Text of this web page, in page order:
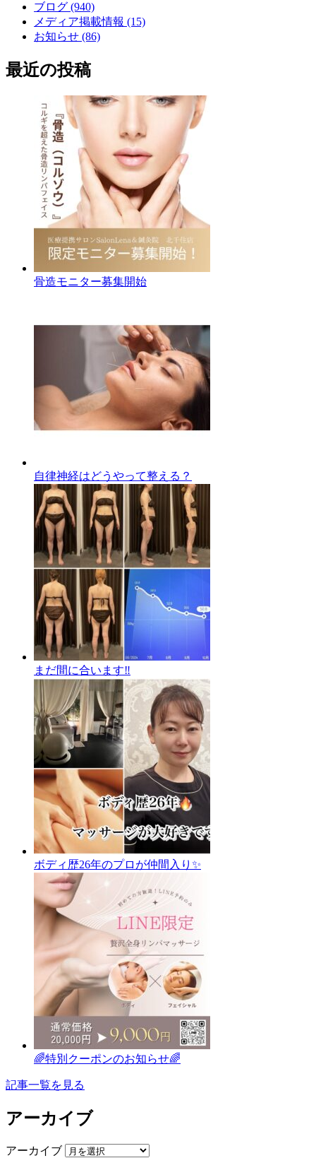
ブログ (940)
メディア掲載情報 (15)
お知らせ (86)
最近の投稿
骨造モニター募集開始
自律神経はどうやって整える？
まだ間に合います‼️
ボディ歴26年のプロが仲間入り✨
🌈特別クーポンのお知らせ🌈
記事一覧を見る
アーカイブ
アーカイブ